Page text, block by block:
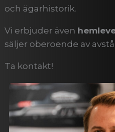
och ägarhistorik.
Vi erbjuder även
säljer oberoende av
Ta kontakt!